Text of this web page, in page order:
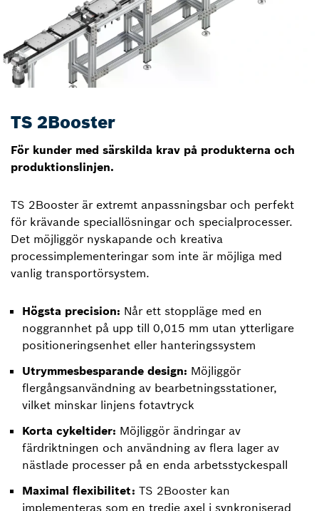
TS 2Booster
För kunder med särskilda krav på produkterna och
produktionslinjen.
TS 2Booster är extremt anpassningsbar och perfekt
för krävande speciallösningar och specialprocesser.
Det möjliggör nyskapande och kreativa
processimplementeringar som inte är möjliga med
vanlig transportörsystem.
Högsta precision: Når ett stoppläge med en
noggrannhet på upp till 0,015 mm utan ytterligare
positioneringsenhet eller hanteringssystem
Utrymmesbesparande design: Möjliggör
flergångsanvändning av bearbetningsstationer,
vilket minskar linjens fotavtryck
Korta cykeltider: Möjliggör ändringar av
färdriktningen och användning av flera lager av
nästlade processer på en enda arbetsstyckespall
Maximal flexibilitet: TS 2Booster kan
implementeras som en tredje axel i synkroniserad